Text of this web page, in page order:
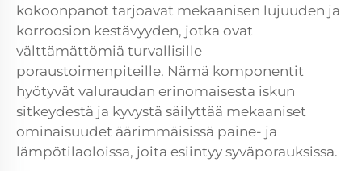
kokoonpanot tarjoavat mekaanisen lujuuden ja
korroosion kestävyyden, jotka ovat
välttämättömiä turvallisille
poraustoimenpiteille. Nämä komponentit
hyötyvät valuraudan erinomaisesta iskun
sitkeydestä ja kyvystä säilyttää mekaaniset
ominaisuudet äärimmäisissä paine- ja
lämpötilaoloissa, joita esiintyy syväporauksissa.